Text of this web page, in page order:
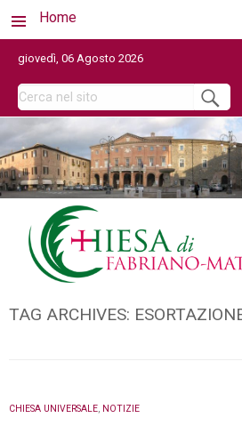
Home
giovedì, 06 Agosto 2026
TAG ARCHIVES:
CHIESA UNIVERSALE, NOTIZIE